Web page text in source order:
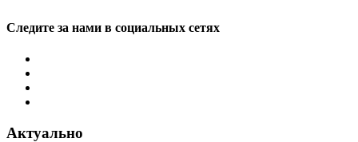
Следите за нами в социальных сетях
Актуально